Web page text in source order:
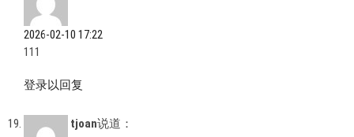
2026-02-10 17:22
111
登录以回复
tjoan说道：